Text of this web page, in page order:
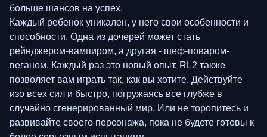
больше шансов на успех.
Каждый ребенок уникален, у него свои особенности и
способности. Одна из дочерей может стать
рейнджером-вампиром, а другая - шеф-поваром-
веганом. Каждый раз это новый опыт. RL2 также
позволяет вам играть так, как вы хотите. Действуйте
изо всех сил и быстро, погружаясь все глубже в
случайно сгенерированный мир. Или не торопитесь и
развивайте своего персонажа, пока не будете готовы к